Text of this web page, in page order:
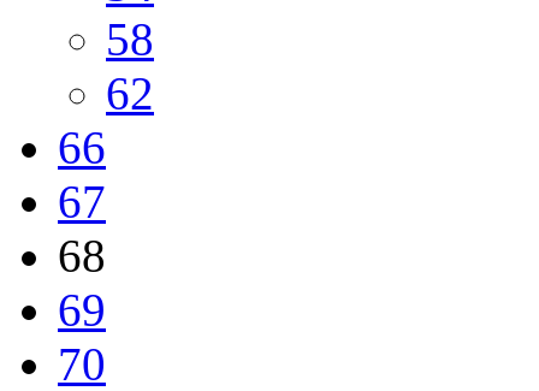
58
62
66
67
68
69
70